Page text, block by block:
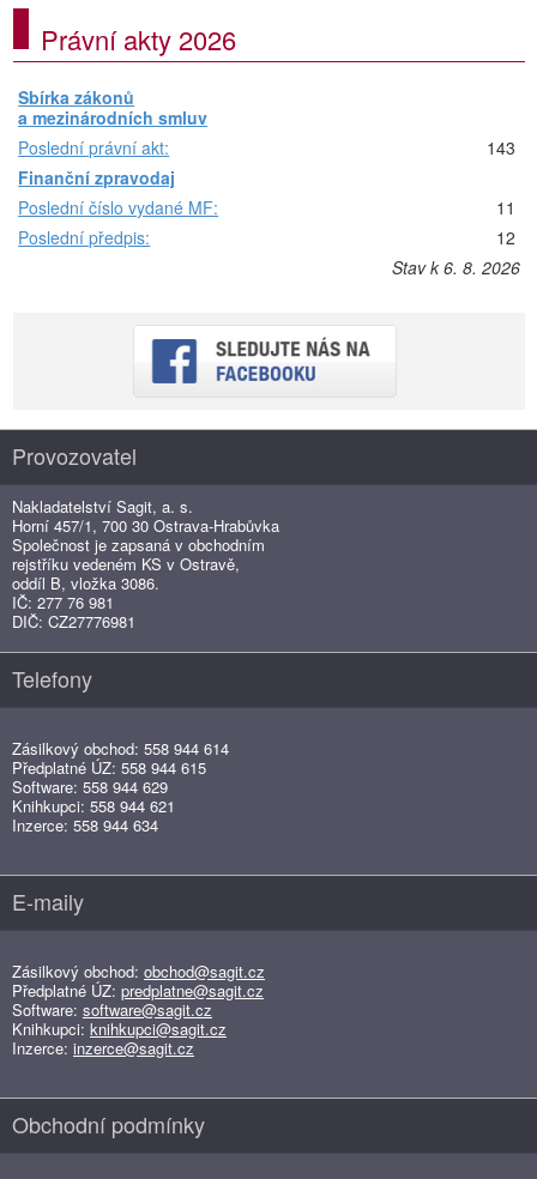
Právní akty 2026
Sbírka zákonů
a mezinárodních smluv
Poslední právní akt:
143
Finanční zpravodaj
Poslední číslo vydané MF:
11
Poslední předpis:
12
Stav k 6. 8. 2026
Provozovatel
Nakladatelství Sagit, a. s.
Horní 457/1, 700 30 Ostrava-Hrabůvka
Společnost je zapsaná v obchodním
rejstříku vedeném KS v Ostravě,
oddíl B, vložka 3086.
IČ: 277 76 981
DIČ: CZ27776981
Telefony
Zásilkový obchod: 558 944 614
Předplatné ÚZ: 558 944 615
Software: 558 944 629
Knihkupci: 558 944 621
Inzerce: 558 944 634
E-maily
Zásilkový obchod: obchod@sagit.cz
Předplatné ÚZ: predplatne@sagit.cz
Software: software@sagit.cz
Knihkupci: knihkupci@sagit.cz
Inzerce: inzerce@sagit.cz
Obchodní podmínky